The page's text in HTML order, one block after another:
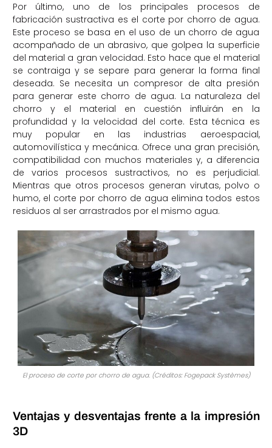
Por último, uno de los principales procesos de
fabricación sustractiva es el corte por chorro de agua.
Este proceso se basa en el uso de un chorro de agua
acompañado de un abrasivo, que golpea la superficie
del material a gran velocidad. Esto hace que el material
se contraiga y se separe para generar la forma final
deseada. Se necesita un compresor de alta presión
para generar este chorro de agua. La naturaleza del
chorro y el material en cuestión influirán en la
profundidad y la velocidad del corte. Esta técnica es
muy popular en las industrias aeroespacial,
automovilística y mecánica. Ofrece una gran precisión,
compatibilidad con muchos materiales y, a diferencia
de varios procesos sustractivos, no es perjudicial.
Mientras que otros procesos generan virutas, polvo o
humo, el corte por chorro de agua elimina todos estos
residuos al ser arrastrados por el mismo agua.
El proceso de corte por chorro de agua. (Créditos: Fogepack Systèmes)
Ventajas y desventajas frente a la impresión
3D